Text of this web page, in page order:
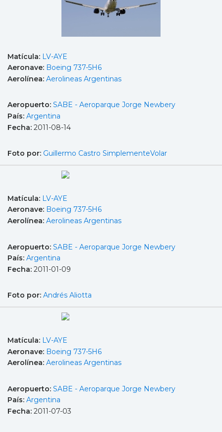
Matícula: LV-AYE
Aeronave: Boeing 737-5H6
Aerolínea: Aerolineas Argentinas
Aeropuerto: SABE - Aeroparque Jorge Newbery
País: Argentina
Fecha: 2011-08-14
Foto por: Guillermo Castro SimplementeVolar
Matícula: LV-AYE
Aeronave: Boeing 737-5H6
Aerolínea: Aerolineas Argentinas
Aeropuerto: SABE - Aeroparque Jorge Newbery
País: Argentina
Fecha: 2011-01-09
Foto por: Andrés Aliotta
Matícula: LV-AYE
Aeronave: Boeing 737-5H6
Aerolínea: Aerolineas Argentinas
Aeropuerto: SABE - Aeroparque Jorge Newbery
País: Argentina
Fecha: 2011-07-03